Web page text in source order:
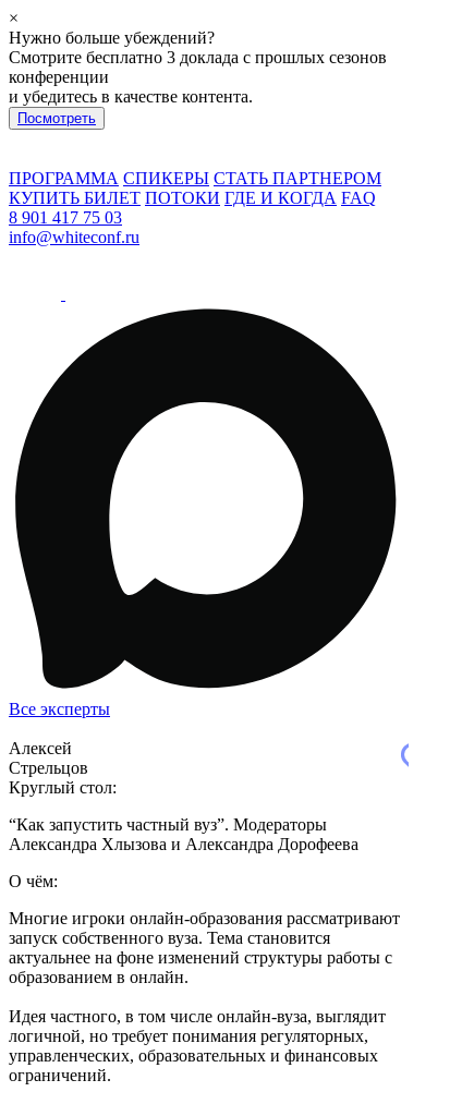
×
Нужно больше убеждений?
Смотрите бесплатно 3 доклада с прошлых сезонов
конференции
и убедитесь в качестве контента.
Посмотреть
ПРОГРАММА СПИКЕРЫ СТАТЬ ПАРТНЕРОМ
КУПИТЬ БИЛЕТ ПОТОКИ ГДЕ И КОГДА FAQ
8 901 417 75 03
info@whiteconf.ru
Все эксперты
Алексей
Стрельцов
Круглый стол:
“Как запустить частный вуз”. Модераторы
Александра Хлызова и Александра Дорофеева
О чём:
Многие игроки онлайн-образования рассматривают
запуск собственного вуза. Тема становится
актуальнее на фоне изменений структуры работы с
образованием в онлайн.
Идея частного, в том числе онлайн-вуза, выглядит
логичной, но требует понимания регуляторных,
управленческих, образовательных и финансовых
ограничений.